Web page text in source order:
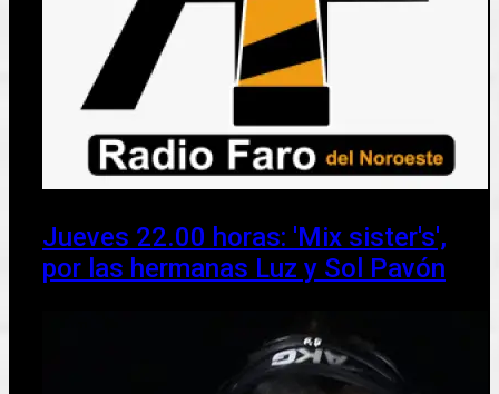
Jueves 22.00 horas: 'Mix sister's',
por las hermanas Luz y Sol Pavón